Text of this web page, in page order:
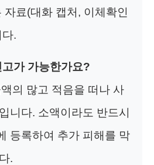
자료(대화 캡처, 이체확인
.
가 가능한가요?
의 많고 적음을 떠나 사
니다. 소액이라도 반드시
등록하여 추가 피해를 막
.